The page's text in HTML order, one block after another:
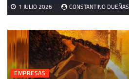
1 JULIO 2026 CONSTANTINO DUEÑAS
EMPRESAS